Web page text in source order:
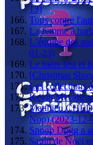
13)
Tous contre
La femme à
L’équipe des
01-23)
Le bière test et
[Christmas
Les collections
Kevin
Matthieu
Nop) (2023-12-
Snoop Dogg a
Sapin de Noël